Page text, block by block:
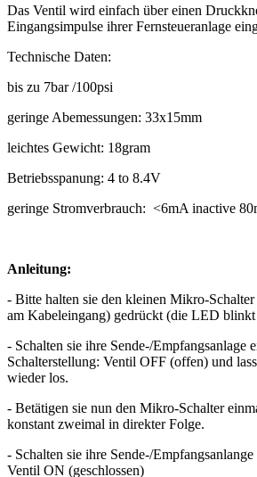
Das Ventil wird einfach über einen
Eingangsimpulse ihrer Fernsteueranlage
Technische Daten:
bis zu 7bar /100psi
geringe Abemessungen: 33x15mm
leichtes Gewicht: 18gram
Betriebsspanung: 4 to 8.4V
geringe Stromverbrauch: <6mA inactive
Anleitung:
- Bitte halten sie den kleinen Mikro-
am Kabeleingang) gedrückt (die LED
- Schalten sie ihre Sende-/Empfangsanlage
Schalterstellung: Ventil OFF (offen) und
wieder los.
- Betätigen sie nun den Mikro-Schalter
konstant zweimal in direkter Folge.
- Schalten sie ihre Sende-/
Ventil ON (geschlossen)